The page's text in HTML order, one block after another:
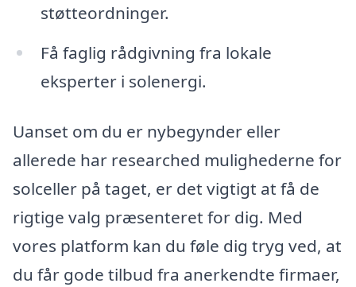
støtteordninger.
Få faglig rådgivning fra lokale
eksperter i solenergi.
Uanset om du er nybegynder eller
allerede har researched mulighederne for
solceller på taget, er det vigtigt at få de
rigtige valg præsenteret for dig. Med
vores platform kan du føle dig tryg ved, at
du får gode tilbud fra anerkendte firmaer,